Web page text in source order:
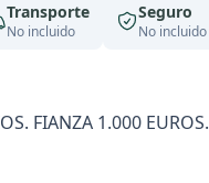
Transporte
No incluido
Seguro
No incluido
FIANZA 1.000 EUROS.